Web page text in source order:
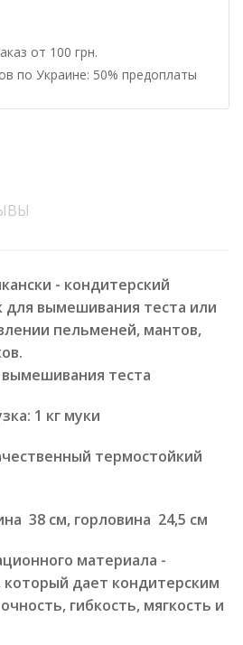
от 100 грн.
по Украине: 50% предоплаты
- кондитерский
вымешивания теста или
пельменей, мантов,
теста
1 кг муки
термостойкий
38 см, горловина 24,5 см
материала -
который дает кондитерским
гибкость, мягкость и